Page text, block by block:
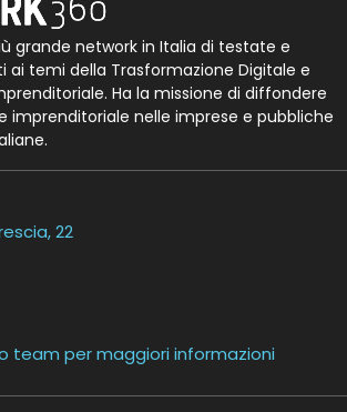
grande network in Italia di testate e
ai temi della Trasformazione Digitale e
Ha la missione di diffondere
imprenditoriale nelle imprese e pubbliche
22
team per maggiori informazioni